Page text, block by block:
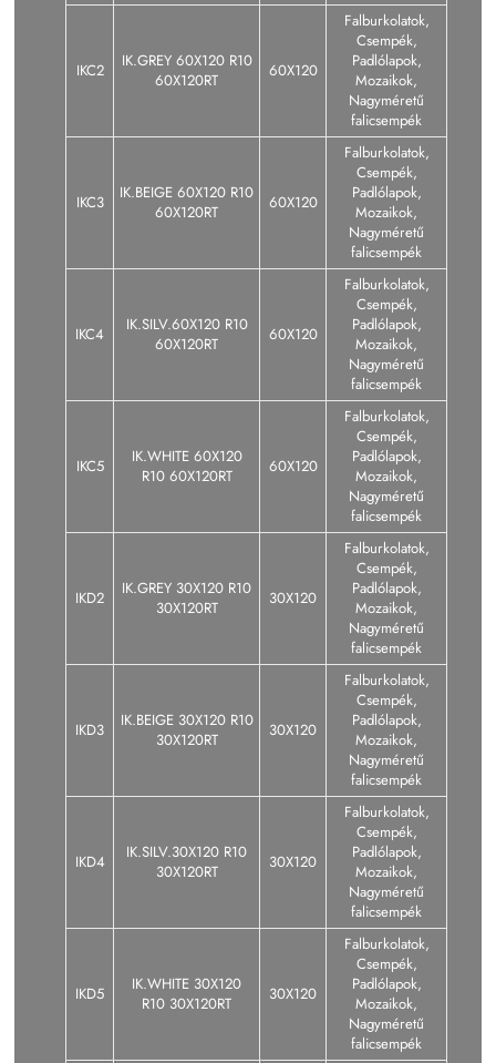
IKC2
IK.GREY 60X120 R10
60X120RT
60X120
Falburkolatok,
Csempék,
Padlólapok,
Mozaikok,
Nagyméretű
falicsempék
IKC3
IK.BEIGE 60X120 R10
60X120RT
60X120
Falburkolatok,
Csempék,
Padlólapok,
Mozaikok,
Nagyméretű
falicsempék
IKC4
IK.SILV.60X120 R10
60X120RT
60X120
Falburkolatok,
Csempék,
Padlólapok,
Mozaikok,
Nagyméretű
falicsempék
IKC5
IK.WHITE 60X120
R10 60X120RT
60X120
Falburkolatok,
Csempék,
Padlólapok,
Mozaikok,
Nagyméretű
falicsempék
IKD2
IK.GREY 30X120 R10
30X120RT
30X120
Falburkolatok,
Csempék,
Padlólapok,
Mozaikok,
Nagyméretű
falicsempék
IKD3
IK.BEIGE 30X120 R10
30X120RT
30X120
Falburkolatok,
Csempék,
Padlólapok,
Mozaikok,
Nagyméretű
falicsempék
IKD4
IK.SILV.30X120 R10
30X120RT
30X120
Falburkolatok,
Csempék,
Padlólapok,
Mozaikok,
Nagyméretű
falicsempék
IKD5
IK.WHITE 30X120
R10 30X120RT
30X120
Falburkolatok,
Csempék,
Padlólapok,
Mozaikok,
Nagyméretű
falicsempék